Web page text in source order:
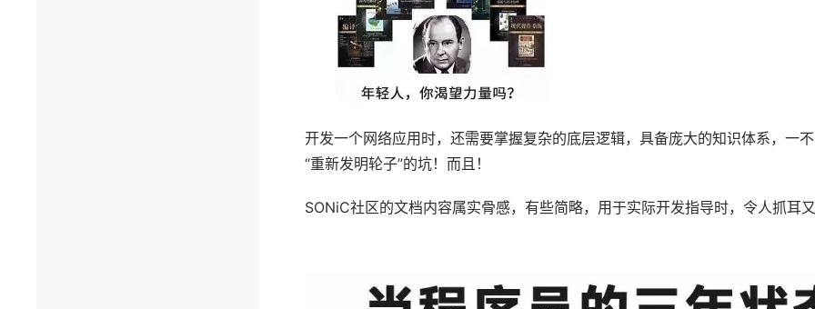
开发一个网络应用时，还需要掌握复杂的底层逻辑，具备庞大的知识体系，一
“重新发明轮子”的坑！而且！
SONiC社区的文档内容属实骨感，有些简略，用于实际开发指导时，令人抓耳又